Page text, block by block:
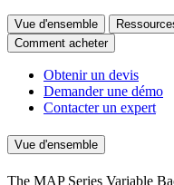
Vue d'ensemble
Comment acheter
Obtenir un devis
Demander une démo
Contacter un expert
Vue d'ensemble
The MAP Series Variable